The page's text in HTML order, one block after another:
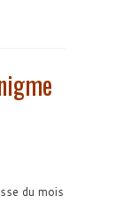
du mois